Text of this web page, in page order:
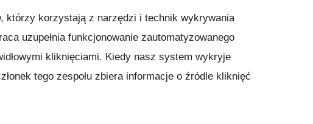
którzy korzystają z narzędzi i technik wykrywania
uzupełnia funkcjonowanie zautomatyzowanego
kliknięciami. Kiedy nasz system wykryje
tego zespołu zbiera informacje o źródle kliknięć